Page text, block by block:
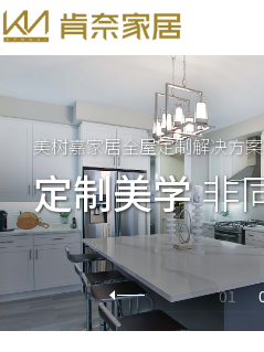
美树嘉家居全屋定制解决方
定制美学非
对生活美学不妥协，对优雅感
美树嘉家居
美树嘉家居全屋定制解决方
定制美学非
对生活美学不妥协，对优雅感
美树嘉家居
01